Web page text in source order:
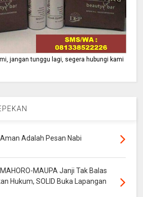
jangan tunggu lagi, segera hubungi kami
Adalah Pesan Nabi
MAUPA Janji Tak Balas
Hukum, SOLID Buka Lapangan